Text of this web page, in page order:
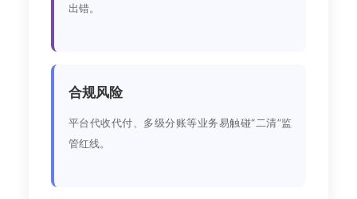
出错。
合规风险
平台代收代付、多级分账等业务易触碰“二清”监
管红线。